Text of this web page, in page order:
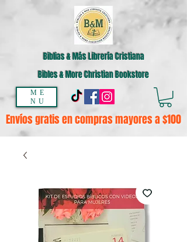
ME
NU
Biblias & Más Librería Cristiana
Bibles & More Christian Bookstore
Envíos gratis en compras mayores a $100